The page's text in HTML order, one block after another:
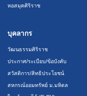
หอสมุดศิริราช
บุคลากร
วัฒนธรรมศิริราช
ประกาศ/ระเบียบ/ข้อบังคับ
สวัสดิการ/สิทธิประโยชน์
สหกรณ์ออมทรัพย์ ม.มหิดล